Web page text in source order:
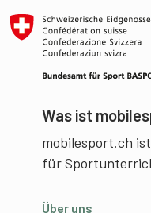
Was ist
mobilesport.ch
für
Über uns